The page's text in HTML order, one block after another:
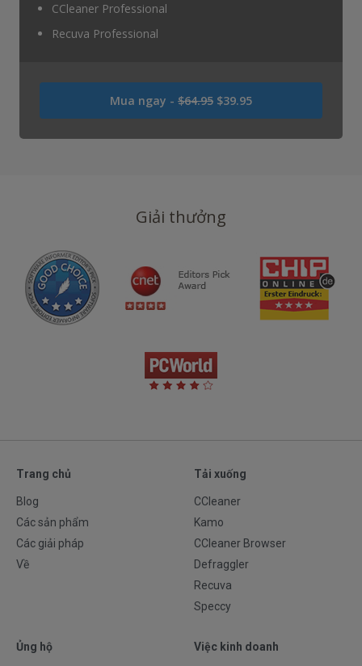
CCleaner Professional
Recuva Professional
Mua ngay - $64.95 $39.95Là
USD
Giải thưởng
Trang chủ
Blog
Các sản phẩm
Các giải pháp
Về
Tải xuống
CCleaner
Kamo
CCleaner Browser
Defraggler
Recuva
Speccy
Ủng hộ Việc kinh doanh